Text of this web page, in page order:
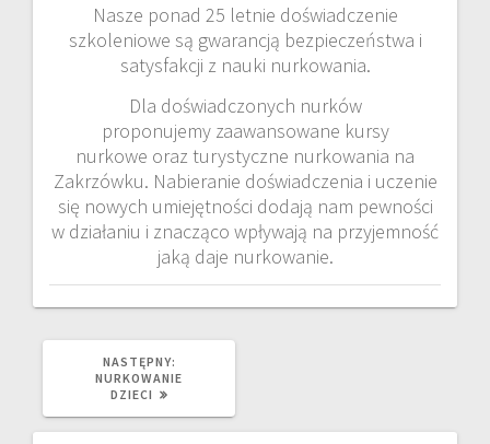
Nasze ponad 25 letnie doświadczenie
szkoleniowe są gwarancją bezpieczeństwa i
satysfakcji z nauki nurkowania.
Dla doświadczonych nurków
proponujemy zaawansowane kursy
nurkowe oraz turystyczne nurkowania na
Zakrzówku. Nabieranie doświadczenia i uczenie
się nowych umiejętności dodają nam pewności
w działaniu i znacząco wpływają na przyjemność
jaką daje nurkowanie.
NASTĘPNY:
WPIS:
NURKOWANIE
DZIECI